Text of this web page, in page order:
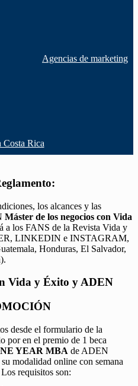
Agencias de marketing
Costa Rica
los alcances y las
Máster de los negocios con Vida
a los FANS de la Revista Vida y
LINKEDIN e INSTAGRAM,
Honduras, El Salvador,
Vida y Éxito y ADEN
desde el formulario de la
por en el premio de 1 beca
YEAR MBA de ADEN
modalidad online con semana
requisitos son: